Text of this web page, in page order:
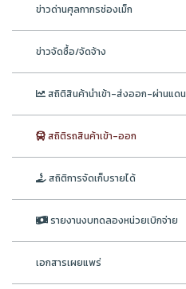
ข่าวด่านศุลกากรช่องเม็ก
ข่าวจัดซื้อ/จัดจ้าง
สถิติสินค้านำเข้า-ส่งออก-ผ่านแดน
สถิติรถสินค้าเข้า-ออก
สถิติการจัดเก็บรายได้
รายงานงบทดลองหน่วยเบิกจ่าย
เอกสารเผยแพร่